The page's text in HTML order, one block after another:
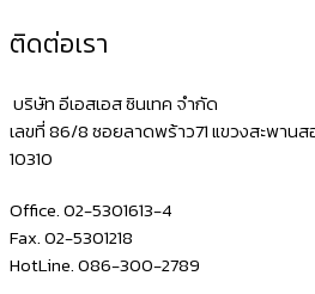
ติดต่อเรา
บริษัท อีเอสเอส ซินเทค จำกัด
เลขที่ 86/8 ซอยลาดพร้าว71 แขวงสะพาน
10310
Office. 02-5301613-4
Fax. 02-5301218
HotLine. 086-300-2789